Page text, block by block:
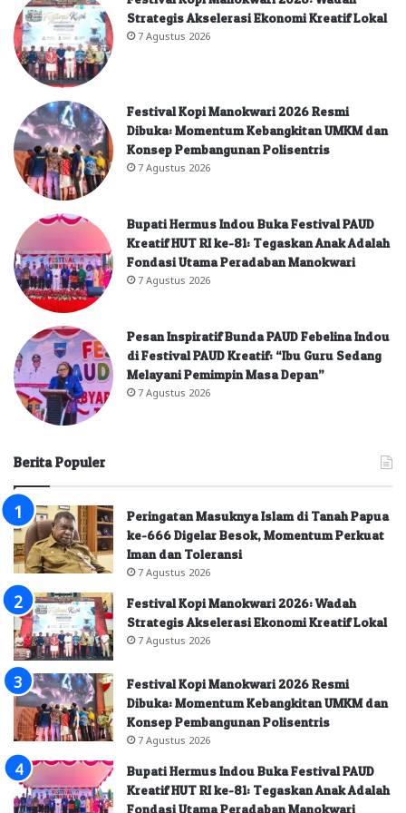
Strategis Akselerasi Ekonomi Kreatif Lokal
7 Agustus 2026
Festival Kopi Manokwari 2026 Resmi
Dibuka: Momentum Kebangkitan UMKM dan
Konsep Pembangunan Polisentris
7 Agustus 2026
Bupati Hermus Indou Buka Festival PAUD
Kreatif HUT RI ke-81: Tegaskan Anak Adalah
Fondasi Utama Peradaban Manokwari
7 Agustus 2026
Pesan Inspiratif Bunda PAUD Febelina Indou
di Festival PAUD Kreatif: “Ibu Guru Sedang
Melayani Pemimpin Masa Depan”
7 Agustus 2026
Berita Populer
Peringatan Masuknya Islam di Tanah Papua
ke-666 Digelar Besok, Momentum Perkuat
Iman dan Toleransi
7 Agustus 2026
Festival Kopi Manokwari 2026: Wadah
Strategis Akselerasi Ekonomi Kreatif Lokal
7 Agustus 2026
Festival Kopi Manokwari 2026 Resmi
Dibuka: Momentum Kebangkitan UMKM dan
Konsep Pembangunan Polisentris
7 Agustus 2026
Bupati Hermus Indou Buka Festival PAUD
Kreatif HUT RI ke-81: Tegaskan Anak Adalah
Fondasi Utama Peradaban Manokwari